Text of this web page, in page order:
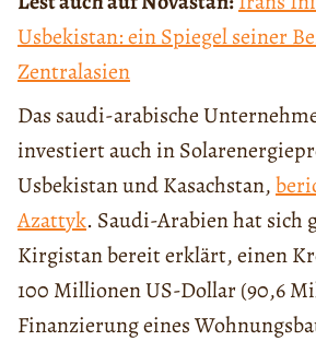
Usbekistan: ein Spiegel seiner
Zentralasien
Das saudi-arabische
investiert auch in
Usbekistan und Kasachstan,
Azattyk. Saudi-Arabien hat sich
Kirgistan bereit erklärt, einen
100 Millionen US-Dollar (90,6
Finanzierung eines